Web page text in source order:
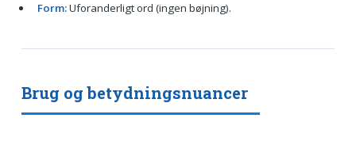
Form:Uforanderligt ord (ingen bøjning).
Brug og betydningsnuancer